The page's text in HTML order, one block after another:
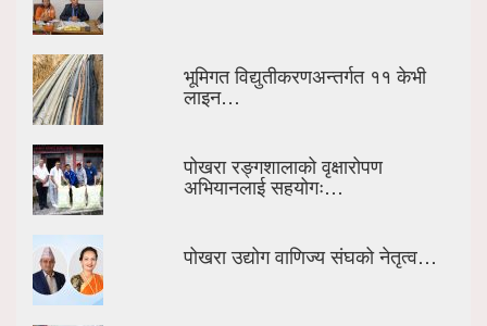
भूमिगत विद्युतीकरणअन्तर्गत ११ केभी
लाइन…
पोखरा रङ्गशालाको वृक्षारोपण
अभियानलाई सहयोगः…
पोखरा उद्योग वाणिज्य संघको नेतृत्व…